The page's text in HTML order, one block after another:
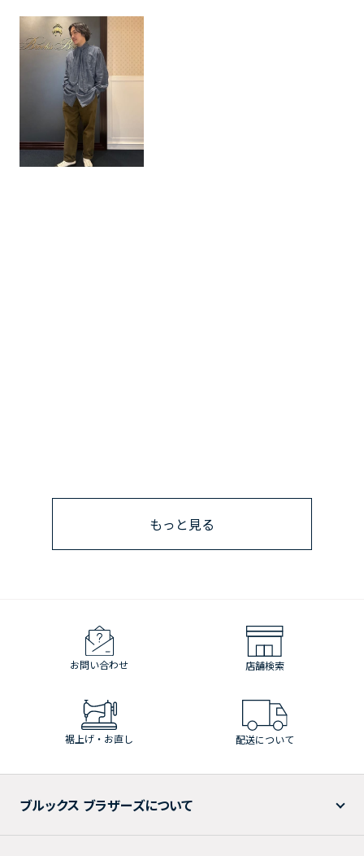
もっと見る
お問い合わせ 店舗検索
裾上げ・お直し 配送について
ブルックス ブラザーズについて